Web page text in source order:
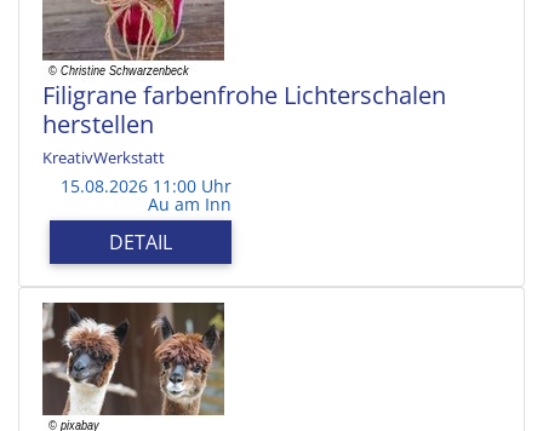
Filigrane farbenfrohe Lichterschalen
herstellen
KreativWerkstatt
15.08.2026 11:00 Uhr
Au am Inn
DETAIL